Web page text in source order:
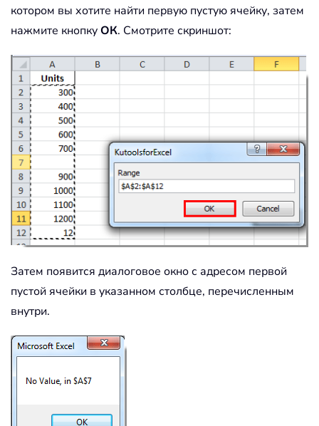
котором вы хотите найти первую пустую ячейку, затем
нажмите кнопкуОК. Смотрите скриншот:
Затем появится диалоговое окно с адресом первой
пустой ячейки в указанном столбце, перечисленным
внутри.